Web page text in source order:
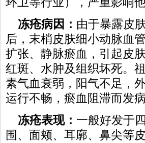
冻疮病因： 由于暴露皮
后，末梢皮肤细小动脉血
扩张、静脉瘀血，引起皮
红斑、水肿及组织坏死。
素气血衰弱，阳气不足，
运行不畅，瘀血阻滞而发病
冻疮表现： 一般好发于
围、面颊、耳廓、鼻尖等